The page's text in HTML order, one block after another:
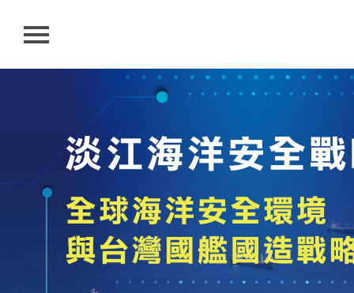
最新消息
研究成果
聯絡我們
網站語系
相關連結